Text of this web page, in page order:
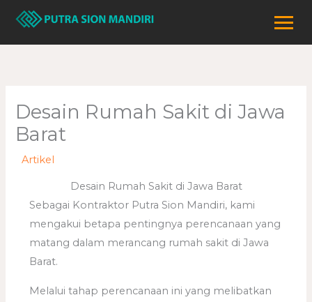
Lewati
konten
Desain Rumah Sakit di Jawa
Barat
/Artikel
Desain Rumah Sakit di Jawa Barat
Sebagai Kontraktor Putra Sion Mandiri, kami
mengakui betapa pentingnya perencanaan yang
matang dalam merancang rumah sakit di Jawa
Barat.
Melalui tahap perencanaan ini yang melibatkan